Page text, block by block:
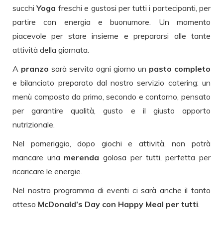
succhiYoga freschi e gustosi per tutti i partecipanti, per
partire con energia e buonumore. Un momento
piacevole per stare insieme e prepararsi alle tante
attività della giornata.
A pranzo sarà servito ogni giorno un pasto completo
e bilanciato preparato dal nostro servizio catering: un
menù composto da primo, secondo e contorno, pensato
per garantire qualità, gusto e il giusto apporto
nutrizionale.
Nel pomeriggio, dopo giochi e attività, non potrà
mancare una merendagolosa per tutti, perfetta per
ricaricare le energie.
Nel nostro programma di eventi ci sarà anche il tanto
atteso McDonald’s Day con Happy Meal per tutti